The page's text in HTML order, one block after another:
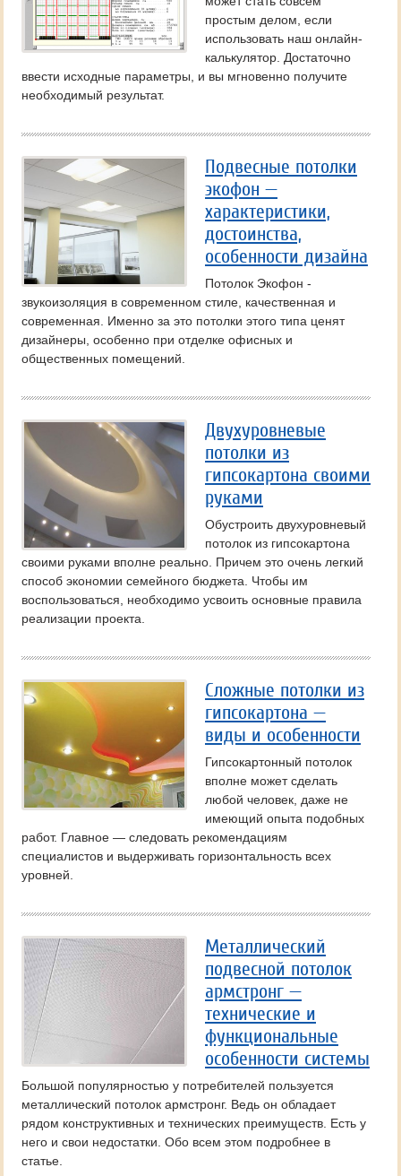
простым делом, если
использовать наш онлайн-
калькулятор. Достаточно
ввести исходные параметры, и вы мгновенно получите
необходимый результат.
Подвесные потолки
экофон —
характеристики,
достоинства,
особенности дизайна
Потолок Экофон -
звукоизоляция в современном стиле, качественная и
современная. Именно за это потолки этого типа ценят
дизайнеры, особенно при отделке офисных и
общественных помещений.
Двухуровневые
потолки из
гипсокартона своими
руками
Обустроить двухуровневый
потолок из гипсокартона
своими руками вполне реально. Причем это очень легкий
способ экономии семейного бюджета. Чтобы им
воспользоваться, необходимо усвоить основные правила
реализации проекта.
Сложные потолки из
гипсокартона —
виды и особенности
Гипсокартонный потолок
вполне может сделать
любой человек, даже не
имеющий опыта подобных
работ. Главное — следовать рекомендациям
специалистов и выдерживать горизонтальность всех
уровней.
Металлический
подвесной потолок
армстронг —
технические и
функциональные
особенности системы
Большой популярностью у потребителей пользуется
металлический потолок армстронг. Ведь он обладает
рядом конструктивных и технических преимуществ. Есть у
него и свои недостатки. Обо всем этом подробнее в
статье.